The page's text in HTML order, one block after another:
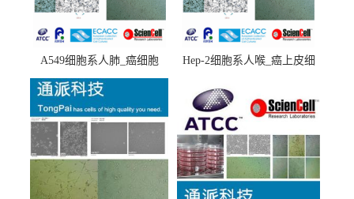
A549细胞系人肺_癌细胞
(A549细胞)
Hep-2细胞系人喉_癌上皮细